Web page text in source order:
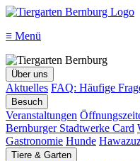
≡ Menü
Über uns
Aktuelles FAQ: Häufige
Besuch
Veranstaltungen
Bernburger Stadtwerke Card
Gastronomie Hunde
Tiere & Garten